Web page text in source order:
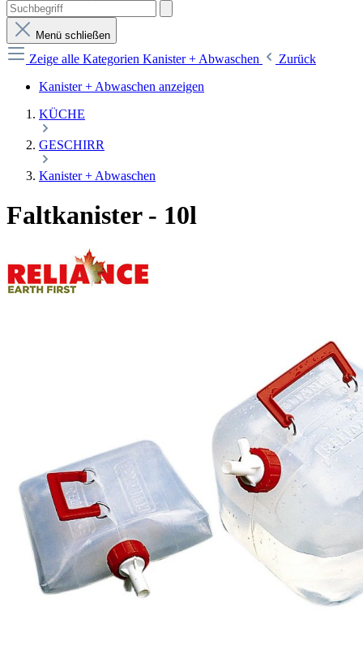
Menü schließen
Zeige alle Kategorien Kanister + Abwaschen
Zurück
Kanister + Abwaschen anzeigen
KÜCHE
GESCHIRR
Kanister + Abwaschen
Faltkanister - 10l